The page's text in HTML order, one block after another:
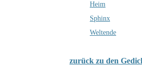
Heim
Sphinx
Weltende
zurück zu den